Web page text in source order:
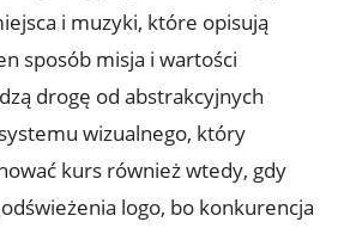
i muzyki, które opisują
sposób misja i wartości
drogę od abstrakcyjnych
wizualnego, który
kurs również wtedy, gdy
logo, bo konkurencja